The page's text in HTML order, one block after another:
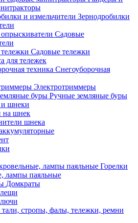
Зернодробилки
Садовые
Садовые тележки
для тележек
Снегоуборочная
Электротриммеры
Ручные земляные буры
шнеки
шнек
шнека
Горелки
лампы паяльные
Домкраты